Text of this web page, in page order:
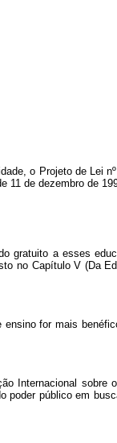
o Projeto de Lei
11 de dezembro de
gratuito a esses
no Capítulo V (Da
for mais
Internacional sobre
poder público em